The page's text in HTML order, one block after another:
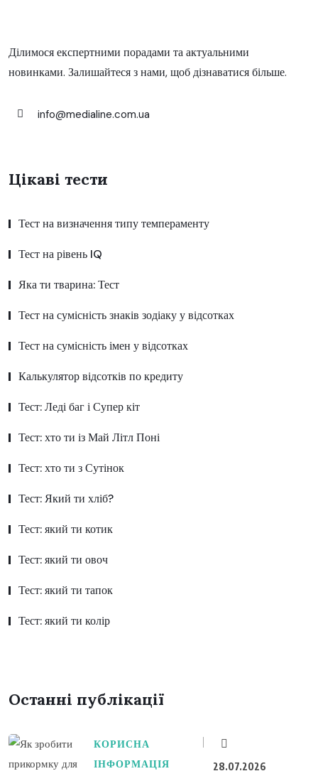
Ділимося експертними порадами та актуальними
новинками. Залишайтеся з нами, щоб дізнаватися більше.
info@medialine.com.ua
Цікаві тести
Тест на визначення типу темпераменту
Тест на рівень IQ
Яка ти тварина: Тест
Тест на сумісність знаків зодіаку у відсотках
Тест на сумісність імен у відсотках
Калькулятор відсотків по кредиту
Тест: Леді баг і Супер кіт
Тест: хто ти із Май Літл Поні
Тест: хто ти з Сутінок
Тест: Який ти хліб?
Тест: який ти котик
Тест: який ти овоч
Тест: який ти тапок
Тест: який ти колір
Останні публікації
КОРИСНА
ІНФОРМАЦІЯ
28.07.2026